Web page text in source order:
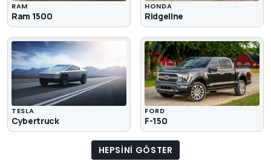
RAM
Ram 1500
HONDA
Ridgeline
TESLA
Cybertruck
FORD
F-150
HEPSINI GÖSTER